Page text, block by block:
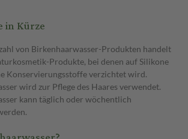
in Kürze
von Birkenhaarwasser-Produkten handelt
Produkte, bei denen auf Silikone
Konservierungsstoffe verzichtet wird.
wird zur Pflege des Haares verwendet.
kann täglich oder wöchentlich